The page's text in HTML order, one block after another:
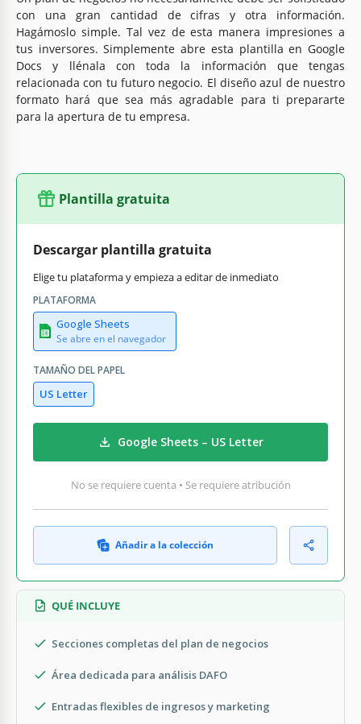
con una gran cantidad de cifras y otra información.
Hagámoslo simple. Tal vez de esta manera impresiones a
tus inversores. Simplemente abre esta plantilla en Google
Docs y llénala con toda la información que tengas
relacionada con tu futuro negocio. El diseño azul de nuestro
formato hará que sea más agradable para ti prepararte
para la apertura de tu empresa.
Plantilla gratuita
Descargar plantilla gratuita
Elige tu plataforma y empieza a editar de inmediato
PLATAFORMA
Google Sheets
Se abre en el navegador
TAMAÑO DEL PAPEL
US Letter
Google Sheets – US Letter
No se requiere cuenta • Se requiere atribución
Añadir a la colección
QUÉ INCLUYE
Secciones completas del plan de negocios
Área dedicada para análisis DAFO
Entradas flexibles de ingresos y marketing